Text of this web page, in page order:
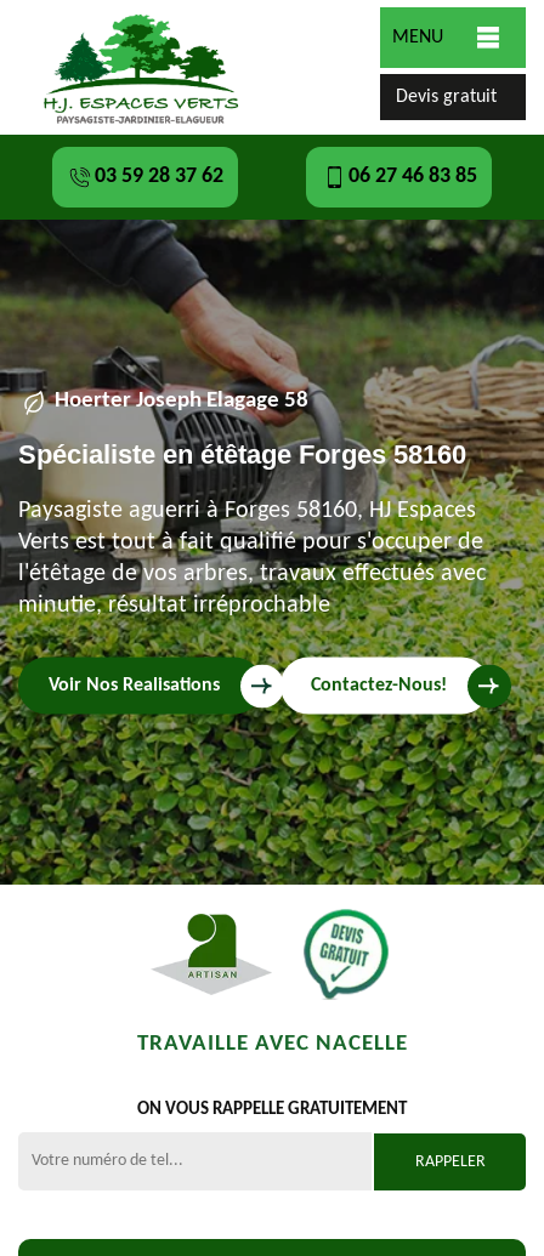
MENU
Devis gratuit
03 59 28 37 62 06 27 46 83 85
Hoerter Joseph Elagage 58
Spécialiste en étêtage Forges 58160
Paysagiste aguerri à Forges 58160, HJ Espaces
Verts est tout à fait qualifié pour s'occuper de
l'étêtage de vos arbres, travaux effectués avec
minutie, résultat irréprochable
Voir Nos Realisations Contactez-Nous!
TRAVAILLE AVEC NACELLE
ON VOUS RAPPELLE GRATUITEMENT